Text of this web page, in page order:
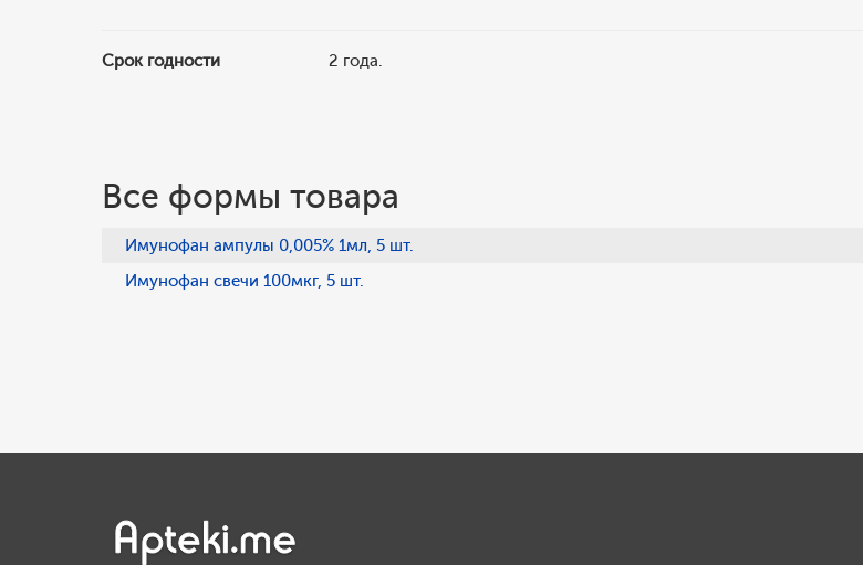
Срок годности 2 года.
Все формы товара
Имунофан ампулы 0,005% 1мл, 5 шт.
Имунофан свечи 100мкг, 5 шт.